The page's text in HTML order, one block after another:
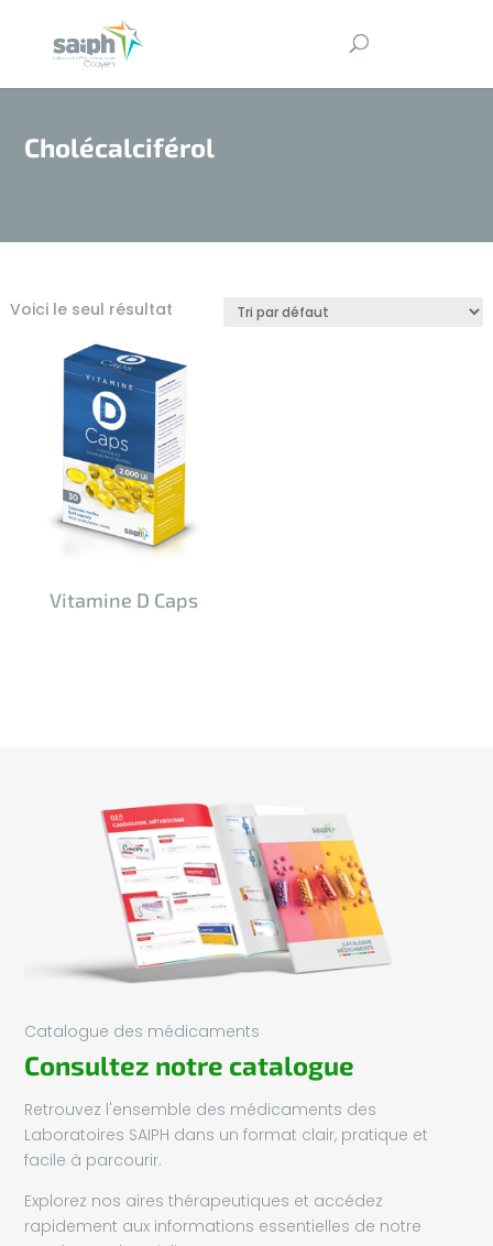
Cholécalciférol
Voici le seul résultat
Vitamine D Caps
Catalogue des médicaments
Consultez notre catalogue
Retrouvez l'ensemble des médicaments des
Laboratoires SAIPH dans un format clair, pratique et
facile à parcourir.
Explorez nos aires thérapeutiques et accédez
rapidement aux informations essentielles de notre